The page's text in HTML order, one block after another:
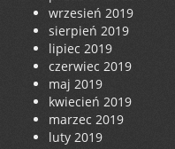
wrzesień 2019
sierpień 2019
lipiec 2019
czerwiec 2019
maj 2019
kwiecień 2019
marzec 2019
luty 2019